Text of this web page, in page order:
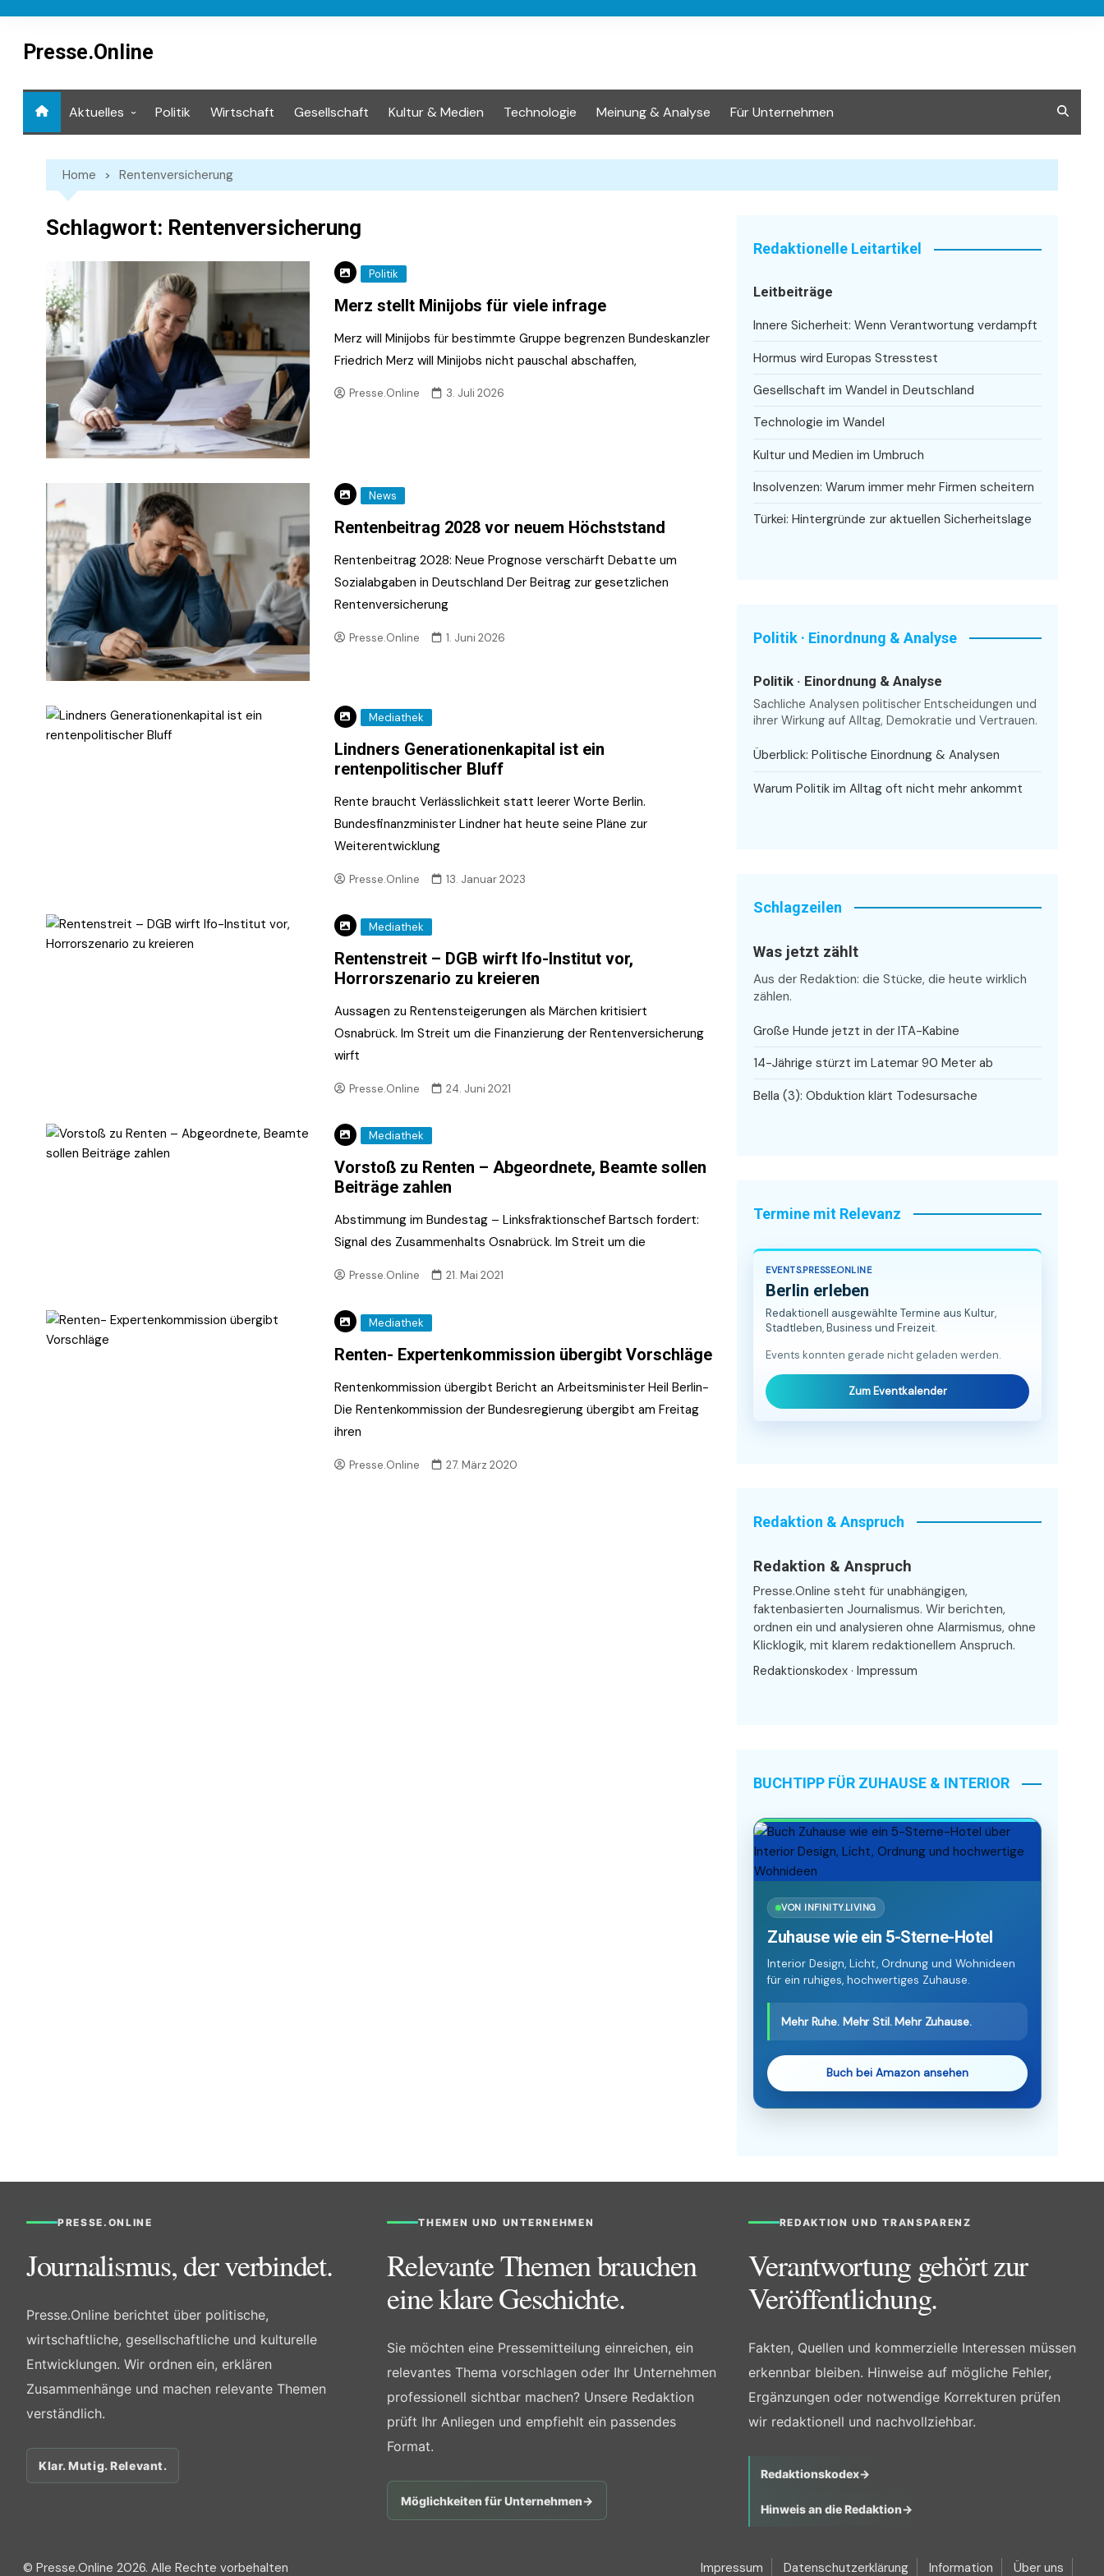
contentPresse.Online
Aktuelles Politik Wirtschaft Gesellschaft Kultur & Medien Technologie Meinung & Analyse Für Unternehmen
Home Rentenversicherung
Schlagwort: Rentenversicherung
Politik
Merz stellt Minijobs für viele infrage
Merz will Minijobs für bestimmte Gruppe begrenzen Bundeskanzler
Friedrich Merz will Minijobs nicht pauschal abschaffen,
Presse.Online 3. Juli 2026
News
Rentenbeitrag 2028 vor neuem Höchststand
Rentenbeitrag 2028: Neue Prognose verschärft Debatte um
Sozialabgaben in Deutschland Der Beitrag zur gesetzlichen
Rentenversicherung
Presse.Online 1. Juni 2026
Mediathek
Lindners Generationenkapital ist ein
rentenpolitischer Bluff
Rente braucht Verlässlichkeit statt leerer Worte Berlin.
Bundesfinanzminister Lindner hat heute seine Pläne zur
Weiterentwicklung
Presse.Online 13. Januar 2023
Mediathek
Rentenstreit – DGB wirft Ifo-Institut vor,
Horrorszenario zu kreieren
Aussagen zu Rentensteigerungen als Märchen kritisiert
Osnabrück. Im Streit um die Finanzierung der Rentenversicherung
wirft
Presse.Online 24. Juni 2021
Mediathek
Vorstoß zu Renten – Abgeordnete, Beamte sollen
Beiträge zahlen
Abstimmung im Bundestag – Linksfraktionschef Bartsch fordert:
Signal des Zusammenhalts Osnabrück. Im Streit um die
Presse.Online 21. Mai 2021
Mediathek
Renten- Expertenkommission übergibt Vorschläge
Rentenkommission übergibt Bericht an Arbeitsminister Heil Berlin-
Die Rentenkommission der Bundesregierung übergibt am Freitag
ihren
Presse.Online 27. März 2020
Redaktionelle Leitartikel
Leitbeiträge
Innere Sicherheit: Wenn Verantwortung verdampft
Hormus wird Europas Stresstest
Gesellschaft im Wandel in Deutschland
Technologie im Wandel
Kultur und Medien im Umbruch
Insolvenzen: Warum immer mehr Firmen scheitern
Türkei: Hintergründe zur aktuellen Sicherheitslage
Politik · Einordnung & Analyse
Politik · Einordnung & Analyse
Sachliche Analysen politischer Entscheidungen und
ihrer Wirkung auf Alltag, Demokratie und Vertrauen.
Überblick: Politische Einordnung & Analysen
Warum Politik im Alltag oft nicht mehr ankommt
Schlagzeilen
Was jetzt zählt
Aus der Redaktion: die Stücke, die heute wirklich
zählen.
Große Hunde jetzt in der ITA-Kabine
14-Jährige stürzt im Latemar 90 Meter ab
Bella (3): Obduktion klärt Todesursache
Termine mit Relevanz
EVENTS.PRESSE.ONLINE
Berlin erleben
Redaktionell ausgewählte Termine aus Kultur,
Stadtleben, Business und Freizeit.
Events konnten gerade nicht geladen werden.
Zum Eventkalender
Redaktion & Anspruch
Redaktion & Anspruch
Presse.Online steht für unabhängigen,
faktenbasierten Journalismus. Wir berichten,
ordnen ein und analysieren ohne Alarmismus, ohne
Klicklogik, mit klarem redaktionellem Anspruch.
Redaktionskodex · Impressum
BUCHTIPP FÜR ZUHAUSE & INTERIOR
VON INFINITY.LIVING
Zuhause wie ein 5-Sterne-Hotel
Interior Design, Licht, Ordnung und Wohnideen
für ein ruhiges, hochwertiges Zuhause.
Mehr Ruhe. Mehr Stil. Mehr Zuhause.
Buch bei Amazon ansehen
PRESSE.ONLINE
Journalismus, der verbindet.
Presse.Online berichtet über politische,
wirtschaftliche, gesellschaftliche und kulturelle
Entwicklungen. Wir ordnen ein, erklären
Zusammenhänge und machen relevante Themen
verständlich.
Klar. Mutig. Relevant.
THEMEN UND UNTERNEHMEN
Relevante Themen brauchen
eine klare Geschichte.
Sie möchten eine Pressemitteilung einreichen, ein
relevantes Thema vorschlagen oder Ihr Unternehmen
professionell sichtbar machen? Unsere Redaktion
prüft Ihr Anliegen und empfiehlt ein passendes
Format.
Möglichkeiten für Unternehmen→
REDAKTION UND TRANSPARENZ
Verantwortung gehört zur
Veröffentlichung.
Fakten, Quellen und kommerzielle Interessen müssen
erkennbar bleiben. Hinweise auf mögliche Fehler,
Ergänzungen oder notwendige Korrekturen prüfen
wir redaktionell und nachvollziehbar.
Redaktionskodex→
Hinweis an die Redaktion→
© Presse.Online 2026. Alle Rechte vorbehalten Impressum Datenschutzerklärung Information Über uns